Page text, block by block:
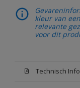
kleur van
relevante
voor dit
Technisch